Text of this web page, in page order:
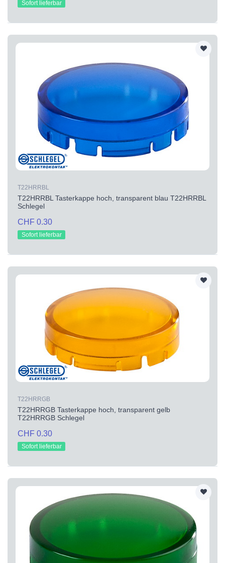
Sofort lieferbar
T22HRRBL
T22HRRBL Tasterkappe hoch, transparent blau T22HRRBL
Schlegel
CHF 0.30
Sofort lieferbar
T22HRRGB
T22HRRGB Tasterkappe hoch, transparent gelb
T22HRRGB Schlegel
CHF 0.30
Sofort lieferbar